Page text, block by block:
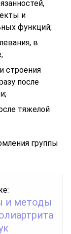
и
функций;
в
строения
после
тяжелой
группы
и методы